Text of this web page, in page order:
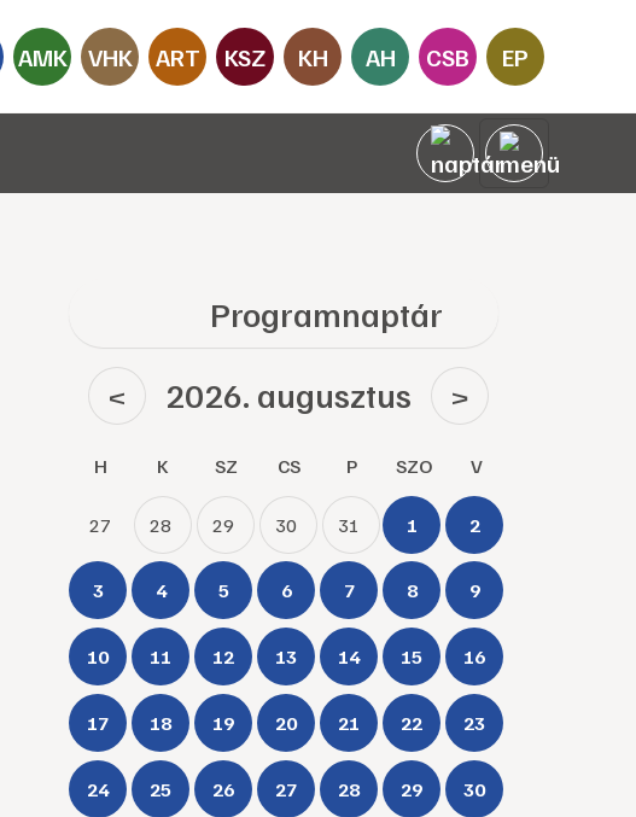
AMK VHK ART KSZ KH AH CSB EP
Programnaptár
< 2026. augusztus >
H K SZ CS P SZO V
27 28 29 30 31 1 2
3 4 5 6 7 8 9
10 11 12 13 14 15 16
17 18 19 20 21 22 23
24 25 26 27 28 29 30